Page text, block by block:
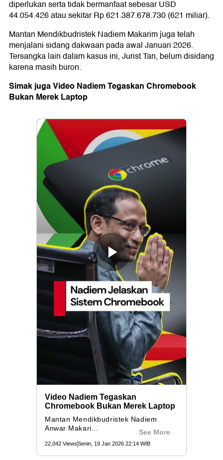
diperlukan serta tidak bermanfaat sebesar USD
44.054.426 atau sekitar Rp 621.387.678.730 (621 miliar).
Mantan Mendikbudristek Nadiem Makarim juga telah
menjalani sidang dakwaan pada awal Januari 2026.
Tersangka lain dalam kasus ini, Jurist Tan, belum disidang
karena masih buron.
Simak juga Video Nadiem Tegaskan Chromebook
Bukan Merek Laptop